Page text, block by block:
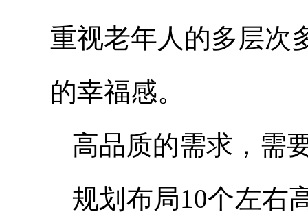
重视老年人的多层次
的幸福感。
高品质的需求，需
规划布局10个左右